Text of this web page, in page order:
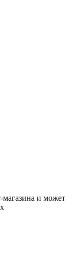
магазина и может